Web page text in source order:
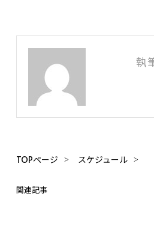
執
TOPページ スケジュール
関連記事